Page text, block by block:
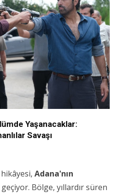
Yaşanacaklar:
Savaşı
hikâyesi, Adana'nın
geçiyor. Bölge, yıllardır süren